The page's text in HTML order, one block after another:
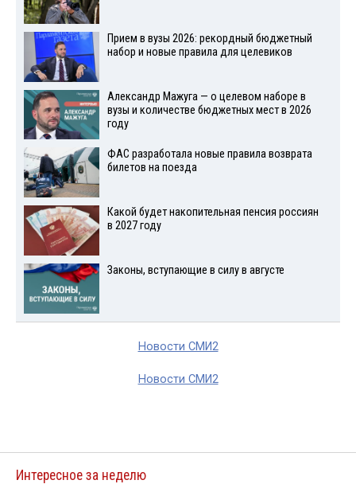
Прием в вузы 2026: рекордный бюджетный
набор и новые правила для целевиков
Александр Мажуга — о целевом наборе в
вузы и количестве бюджетных мест в 2026
году
ФАС разработала новые правила возврата
билетов на поезда
Какой будет накопительная пенсия россиян
в 2027 году
Законы, вступающие в силу в августе
Новости СМИ2
Новости СМИ2
Интересное за неделю